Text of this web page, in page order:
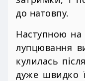
до натовпу.
Наступною на
лупцювання
кулилась
дуже швидко